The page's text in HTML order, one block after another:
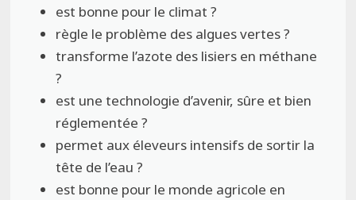
est bonne pour le climat ?
règle le problème des algues vertes ?
transforme l’azote des lisiers en méthane
?
est une technologie d’avenir, sûre et bien
réglementée ?
permet aux éleveurs intensifs de sortir la
tête de l’eau ?
est bonne pour le monde agricole en